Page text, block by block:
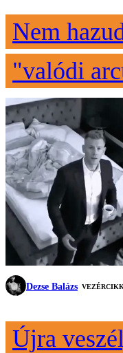
Nem
"valódi
Dezse Balázs VEZÉRCIKK
Újra